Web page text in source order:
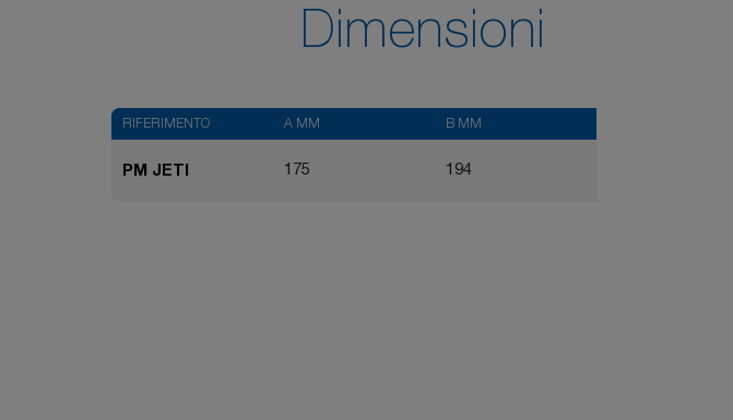
Dimensioni
RIFERIMENTO A MM B MM
PM JETI 175 194